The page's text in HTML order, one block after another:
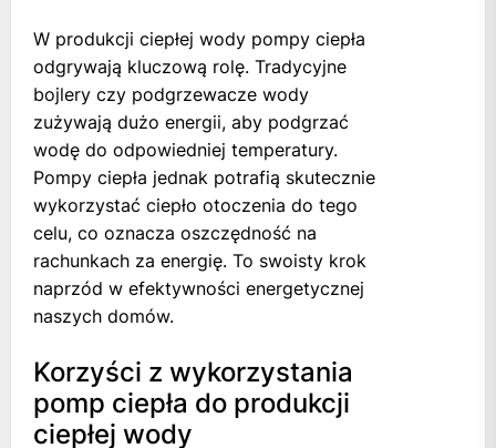
W produkcji ciepłej wody pompy ciepła
odgrywają kluczową rolę. Tradycyjne
bojlery czy podgrzewacze wody
zużywają dużo energii, aby podgrzać
wodę do odpowiedniej temperatury.
Pompy ciepła jednak potrafią skutecznie
wykorzystać ciepło otoczenia do tego
celu, co oznacza oszczędność na
rachunkach za energię. To swoisty krok
naprzód w efektywności energetycznej
naszych domów.
Korzyści z wykorzystania
pomp ciepła do produkcji
ciepłej wody